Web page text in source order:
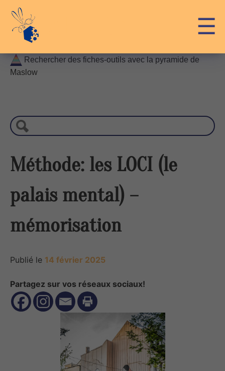
content
☰
Rechercher des fiches-outils avec la pyramide de
Maslow
c
h
r
c
e
Méthode: les LOCI (le
palais mental) –
mémorisation
Publié le 14 février 2025
Partagez sur vos réseaux sociaux!